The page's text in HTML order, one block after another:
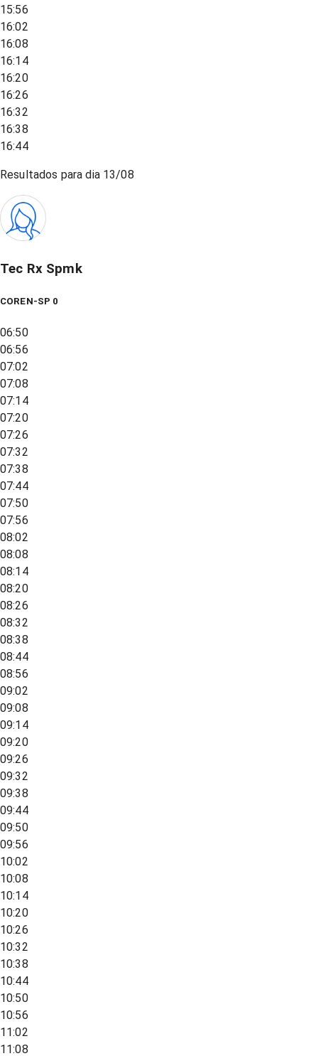
15:56
16:02
16:08
16:14
16:20
16:26
16:32
16:38
16:44
Resultados para dia 13/08
Tec Rx Spmk
COREN-SP 0
06:50
06:56
07:02
07:08
07:14
07:20
07:26
07:32
07:38
07:44
07:50
07:56
08:02
08:08
08:14
08:20
08:26
08:32
08:38
08:44
08:56
09:02
09:08
09:14
09:20
09:26
09:32
09:38
09:44
09:50
09:56
10:02
10:08
10:14
10:20
10:26
10:32
10:38
10:44
10:50
10:56
11:02
11:08